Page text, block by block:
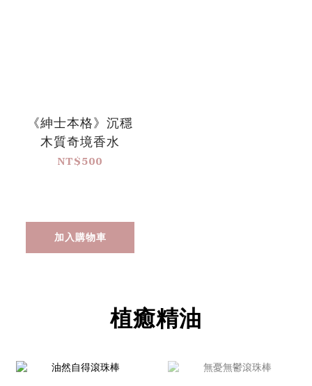
《紳士本格》沉穩
木質奇境香水
NT$500
加入購物車
植癒精油